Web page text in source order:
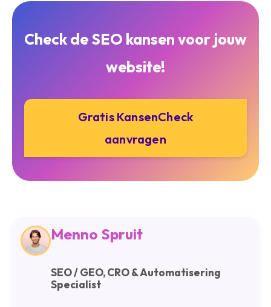
Check de SEO kansen voor jouw
website!
Gratis KansenCheck
aanvragen
Menno Spruit
SEO / GEO, CRO & Automatisering
Specialist